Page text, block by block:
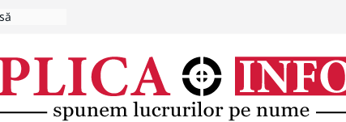
la Uricani.
parapet
din